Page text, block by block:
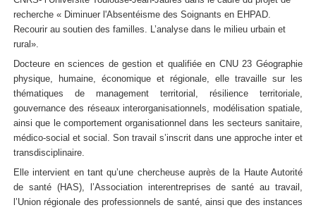
recherche « Diminuer l'Absentéisme des Soignants en EHPAD.
Recourir au soutien des familles. L’analyse dans le milieu urbain et
rural».
Docteure en sciences de gestion et qualifiée en CNU 23 Géographie
physique, humaine, économique et régionale, elle travaille sur les
thématiques de management territorial, résilience territoriale,
gouvernance des réseaux interorganisationnels, modélisation spatiale,
ainsi que le comportement organisationnel dans les secteurs sanitaire,
médico-social et social. Son travail s’inscrit dans une approche inter et
transdisciplinaire.
Elle intervient en tant qu’une chercheuse auprès de la Haute Autorité
de santé (HAS), l’Association interentreprises de santé au travail,
l’Union régionale des professionnels de santé, ainsi que des instances